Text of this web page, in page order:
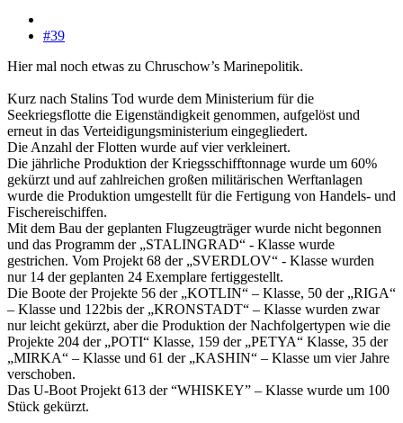
#39
Hier mal noch etwas zu Chruschow’s Marinepolitik.
Kurz nach Stalins Tod wurde dem Ministerium für die
Seekriegsflotte die Eigenständigkeit genommen, aufgelöst und
erneut in das Verteidigungsministerium eingegliedert.
Die Anzahl der Flotten wurde auf vier verkleinert.
Die jährliche Produktion der Kriegsschifftonnage wurde um 60%
gekürzt und auf zahlreichen großen militärischen Werftanlagen
wurde die Produktion umgestellt für die Fertigung von Handels- und
Fischereischiffen.
Mit dem Bau der geplanten Flugzeugträger wurde nicht begonnen
und das Programm der „STALINGRAD“ - Klasse wurde
gestrichen. Vom Projekt 68 der „SVERDLOV“ - Klasse wurden
nur 14 der geplanten 24 Exemplare fertiggestellt.
Die Boote der Projekte 56 der „KOTLIN“ – Klasse, 50 der „RIGA“
– Klasse und 122bis der „KRONSTADT“ – Klasse wurden zwar
nur leicht gekürzt, aber die Produktion der Nachfolgertypen wie die
Projekte 204 der „POTI“ Klasse, 159 der „PETYA“ Klasse, 35 der
„MIRKA“ – Klasse und 61 der „KASHIN“ – Klasse um vier Jahre
verschoben.
Das U-Boot Projekt 613 der “WHISKEY” – Klasse wurde um 100
Stück gekürzt.